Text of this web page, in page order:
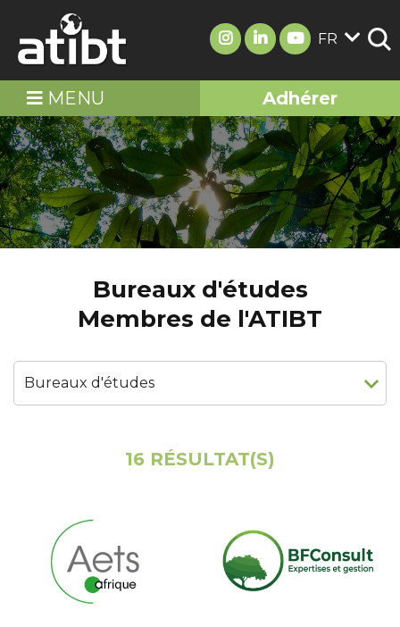
FR
MENU Adhérer
Bureaux d'études
Membres de l'ATIBT
16 RÉSULTAT(S)